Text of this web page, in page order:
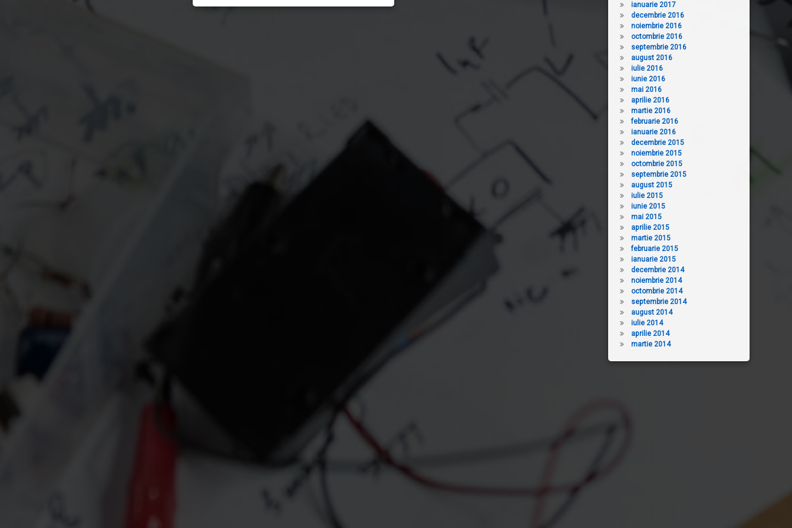
ianuarie 2017
decembrie 2016
noiembrie 2016
octombrie 2016
septembrie 2016
august 2016
iulie 2016
iunie 2016
mai 2016
aprilie 2016
martie 2016
februarie 2016
ianuarie 2016
decembrie 2015
noiembrie 2015
octombrie 2015
septembrie 2015
august 2015
iulie 2015
iunie 2015
mai 2015
aprilie 2015
martie 2015
februarie 2015
ianuarie 2015
decembrie 2014
noiembrie 2014
octombrie 2014
septembrie 2014
august 2014
iulie 2014
aprilie 2014
martie 2014